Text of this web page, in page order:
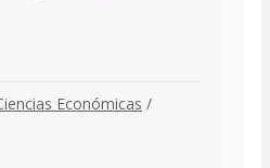
Económicas /